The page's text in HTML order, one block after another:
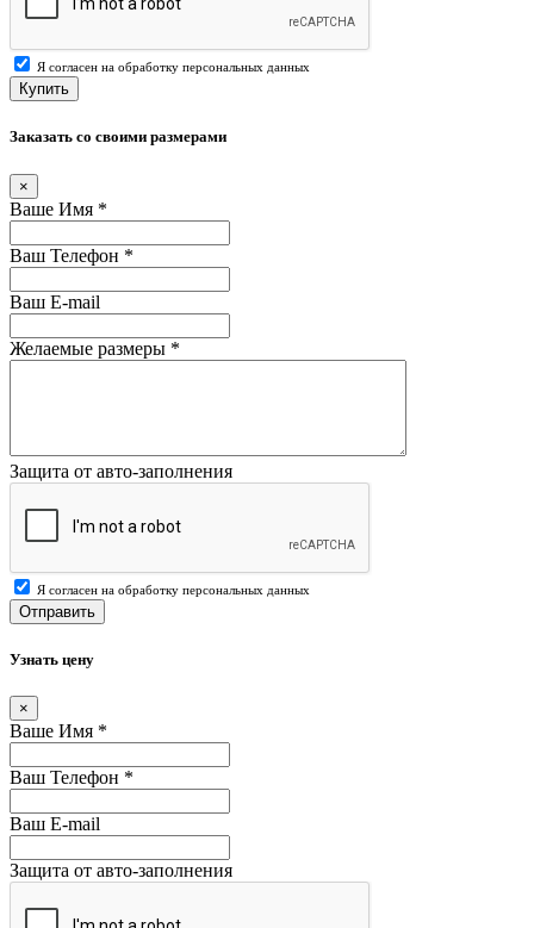
Я согласен на обработку персональных данных
Купить
Заказать со своими размерами
×
Ваше Имя *
Ваш Телефон *
Ваш E-mail
Желаемые размеры *
Защита от авто-заполнения
Я согласен на обработку персональных данных
Отправить
Узнать цену
×
Ваше Имя *
Ваш Телефон *
Ваш E-mail
Защита от авто-заполнения